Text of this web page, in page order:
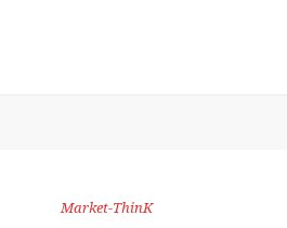
Market-ThinK